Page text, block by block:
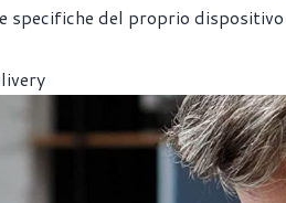
specifiche del proprio